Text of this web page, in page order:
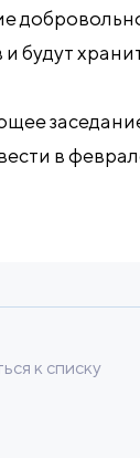
и будут
в
к списку